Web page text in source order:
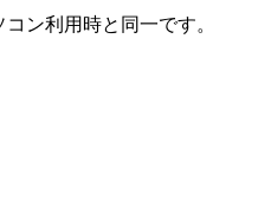
ン利用時と同一です。